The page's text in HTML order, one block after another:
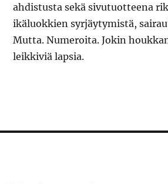
ahdistusta sekä sivutuotteena
ikäluokkien syrjäytymistä,
Mutta. Numeroita. Jokin
leikkiviä lapsia.